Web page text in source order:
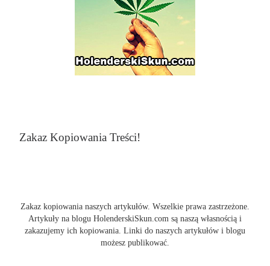
Zakaz Kopiowania Treści!
Zakaz kopiowania naszych artykułów. Wszelkie prawa zastrzeżone.
Artykuły na blogu HolenderskiSkun.com są naszą własnością i
zakazujemy ich kopiowania. Linki do naszych artykułów i blogu
możesz publikować.